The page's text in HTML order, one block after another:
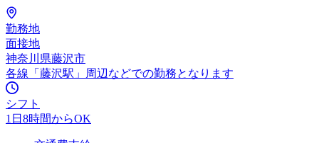
勤務地
面接地
神奈川県藤沢市
各線「藤沢駅」周辺などでの勤務となります
シフト
1日8時間からOK